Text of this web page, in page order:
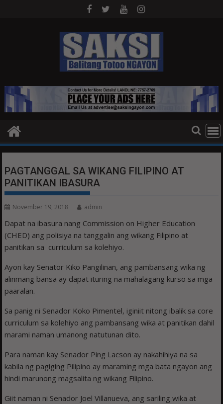
PAGTANGGAL SA WIKANG FILIPINO AT
PANITIKAN IBASURA
November 19, 2018 admin
Dapat na ibasura nang Commission on Higher Education
(CHED) ang polisiya na tanggalin ang wikang Filipino at
panitikan sa curriculum sa kolehiyo.
Ayon kay Senator Kiko Pangilinan, ang pambansang wika ng
alinmang bansa ay dapat ituring na mahalagang kurso sa mga
paaralan.
Sa panig ni Senador Koko Pimentel, iginiit nitong ibalik sa core
curriculum sa kolehiyo ang pambansang wika at panitikan dahil
marami naman umanong natutunan dito.
Para naman kay Senador Ping Lacson ay nakahihiya na sa
kabila ng pagiging Pilipino ay maraming mga bata ngayon ang
hindi marunong magsalita ng wikang Filipino.
Giit naman ni Senador Joel Villanueva, ang sariling wika at